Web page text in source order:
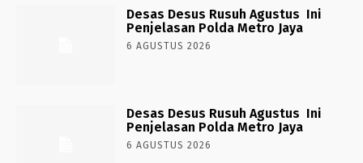
Desas Desus Rusuh Agustus Ini
Penjelasan Polda Metro Jaya
6 AGUSTUS 2026
Desas Desus Rusuh Agustus Ini
Penjelasan Polda Metro Jaya
6 AGUSTUS 2026